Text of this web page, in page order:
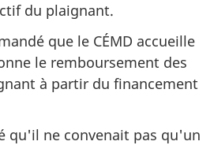
du plaignant.
que le CÉMD accueille
le remboursement des
à partir du financement
qu'il ne convenait pas qu'un